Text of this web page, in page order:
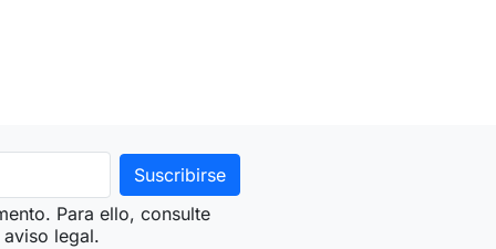
Para ello, consulte
legal.